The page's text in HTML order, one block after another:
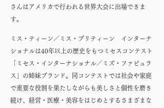
さんはアメリカで行われる世界大会に出場できま
す。
ミス・ティーン／ミス・プリティーン インターナ
ショナルは40年以上の歴史をもつミセスコンテスト
「ミセス・インターナショナル／ミズ・ファビュラ
ス」の姉妹ブランド。同コンテストでは社会や家庭
で重要な役割を果たしながらも美しさと個性を磨き
続け、経営・医療・美容をはじめとするさまざまな